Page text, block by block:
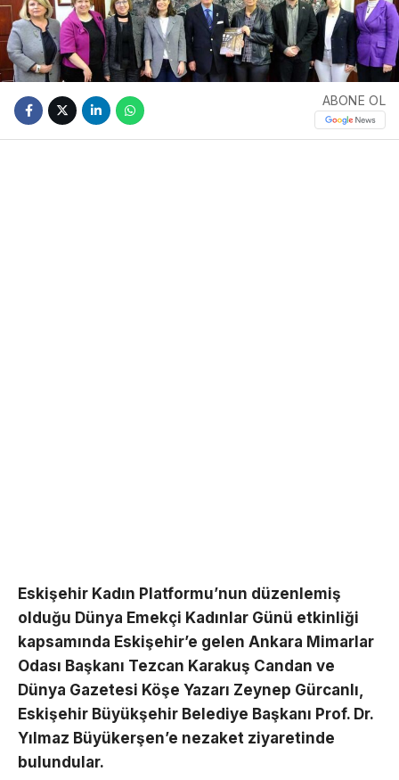
ABONE OL
Eskişehir Kadın Platformu’nun düzenlemiş
olduğu Dünya Emekçi Kadınlar Günü etkinliği
kapsamında Eskişehir’e gelen Ankara Mimarlar
Odası Başkanı Tezcan Karakuş Candan ve
Dünya Gazetesi Köşe Yazarı Zeynep Gürcanlı,
Eskişehir Büyükşehir Belediye Başkanı Prof. Dr.
Yılmaz Büyükerşen’e nezaket ziyaretinde
bulundular.